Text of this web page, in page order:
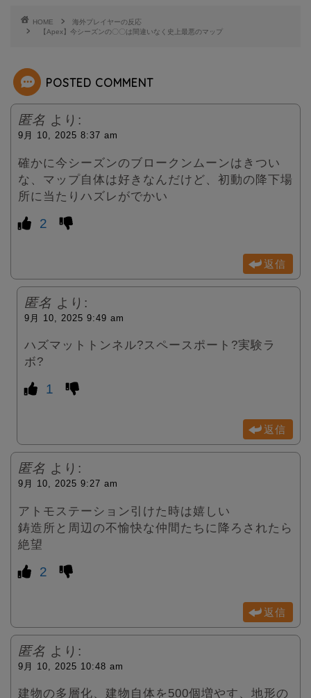
HOME
海外プレイヤーの反応
【Apex】今シーズンの〇〇は間違いなく史上最悪のマップ
POSTED COMMENT
匿名 より:
9月 10, 2025 8:37 am
確かに今シーズンのブロークンムーンはきつい
な、マップ自体は好きなんだけど、初動の降下場
所に当たりハズレがでかい
2
返信
匿名 より:
9月 10, 2025 9:49 am
ハズマットトンネル?スペースポート?実験ラ
ボ?
1
返信
匿名 より:
9月 10, 2025 9:27 am
アトモステーション引けた時は嬉しい
鋳造所と周辺の不愉快な仲間たちに降ろされたら
絶望
2
返信
匿名 より:
9月 10, 2025 10:48 am
建物の多層化、建物自体を500個増やす、地形の